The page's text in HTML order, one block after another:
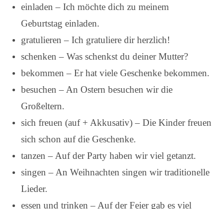
einladen – Ich möchte dich zu meinem
Geburtstag einladen.
gratulieren – Ich gratuliere dir herzlich!
schenken – Was schenkst du deiner Mutter?
bekommen – Er hat viele Geschenke bekommen.
besuchen – An Ostern besuchen wir die
Großeltern.
sich freuen (auf + Akkusativ) – Die Kinder freuen
sich schon auf die Geschenke.
tanzen – Auf der Party haben wir viel getanzt.
singen – An Weihnachten singen wir traditionelle
Lieder.
essen und trinken – Auf der Feier gab es viel